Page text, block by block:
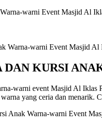
warni Event Masjid Al
DAN KURSI
warni event Masjid Al
yang ceria dan menarik.